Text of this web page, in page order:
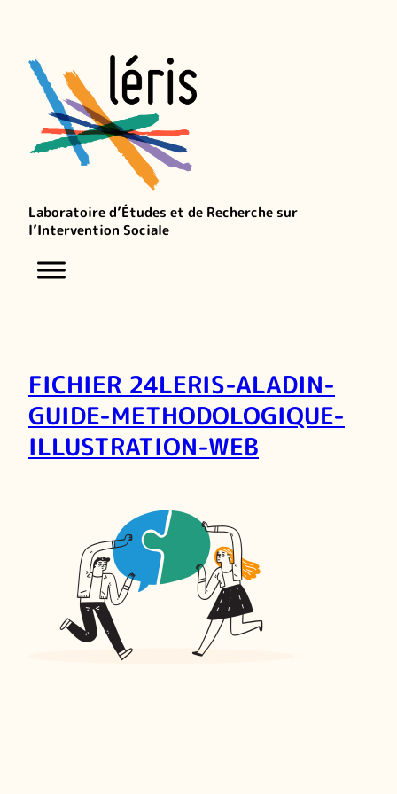
Laboratoire d’Études et de Recherche sur
l’Intervention Sociale
FICHIER 24LERIS-ALADIN-
GUIDE-METHODOLOGIQUE-
ILLUSTRATION-WEB